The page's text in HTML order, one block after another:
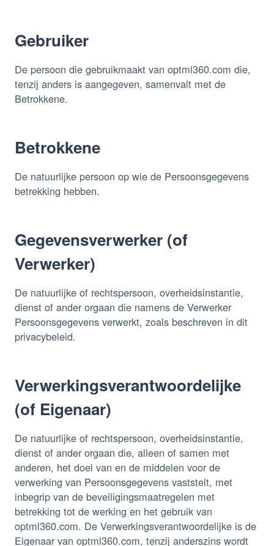
Gebruiker
De persoon die gebruikmaakt van optml360.com die,
tenzij anders is aangegeven, samenvalt met de
Betrokkene.
Betrokkene
De natuurlijke persoon op wie de Persoonsgegevens
betrekking hebben.
Gegevensverwerker (of
Verwerker)
De natuurlijke of rechtspersoon, overheidsinstantie,
dienst of ander orgaan die namens de Verwerker
Persoonsgegevens verwerkt, zoals beschreven in dit
privacybeleid.
Verwerkingsverantwoordelijke
(of Eigenaar)
De natuurlijke of rechtspersoon, overheidsinstantie,
dienst of ander orgaan die, alleen of samen met
anderen, het doel van en de middelen voor de
verwerking van Persoonsgegevens vaststelt, met
inbegrip van de beveiligingsmaatregelen met
betrekking tot de werking en het gebruik van
optml360.com. De Verwerkingsverantwoordelijke is de
Eigenaar van optml360.com, tenzij anderszins wordt